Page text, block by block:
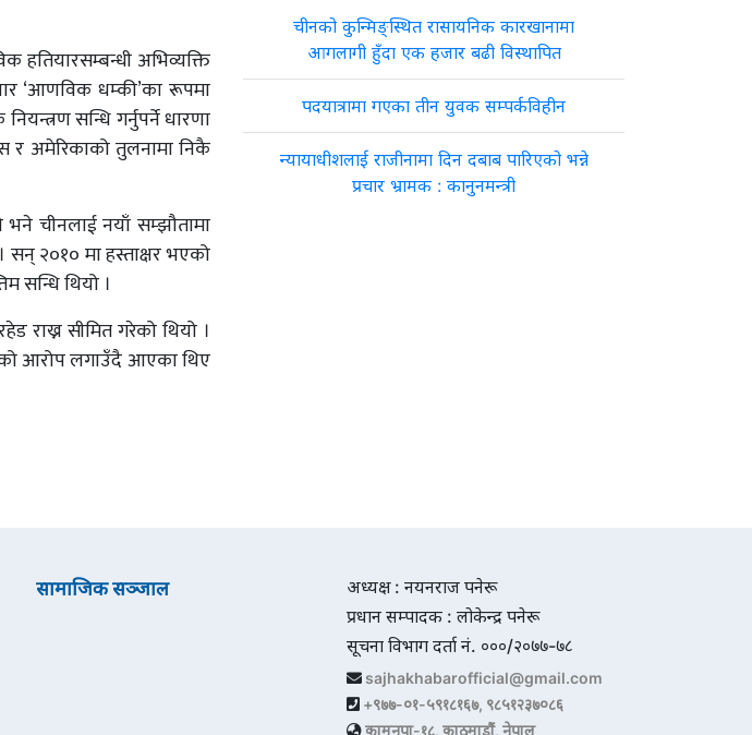
हतियारसम्बन्धी अभिव्यक्ति
‘आणविक धम्की’का रूपमा
सन्धि गर्नुपर्ने धारणा
र अमेरिकाको तुलनामा निकै
चीनलाई नयाँ सम्झौतामा
२०१० मा हस्ताक्षर भएको
सन्धि थियो ।
सीमित गरेको थियो ।
आरोप लगाउँदै आएका थिए
चीनको कुन्मिङ्स्थित रासायनिक कारखानामा
आगलागी हुँदा एक हजार बढी विस्थापित
पदयात्रामा गएका तीन युवक सम्पर्कविहीन
न्यायाधीशलाई राजीनामा दिन दबाब पारिएको भन्ने
प्रचार भ्रामक : कानुनमन्त्री
सामाजिक सञ्जाल
अध्यक्ष : नयनराज पनेरू
प्रधान सम्पादक : लोकेन्द्र पनेरू
सूचना विभाग दर्ता नं. ०००/२०७७-७८
sajhakhabarofficial@gmail.com
+९७७-०१-५९१८१६७, ९८५१२३७०८६
कामनपा-१८, काठमाडौं, नेपाल